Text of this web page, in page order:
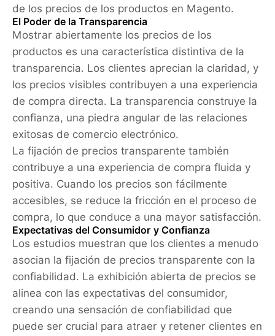
de los precios de los productos en Magento.
El Poder de la Transparencia
Mostrar abiertamente los precios de los
productos es una característica distintiva de la
transparencia. Los clientes aprecian la claridad, y
los precios visibles contribuyen a una experiencia
de compra directa. La transparencia construye la
confianza, una piedra angular de las relaciones
exitosas de comercio electrónico.
La fijación de precios transparente también
contribuye a una experiencia de compra fluida y
positiva. Cuando los precios son fácilmente
accesibles, se reduce la fricción en el proceso de
compra, lo que conduce a una mayor satisfacción.
Expectativas del Consumidor y Confianza
Los estudios muestran que los clientes a menudo
asocian la fijación de precios transparente con la
confiabilidad. La exhibición abierta de precios se
alinea con las expectativas del consumidor,
creando una sensación de confiabilidad que
puede ser crucial para atraer y retener clientes en